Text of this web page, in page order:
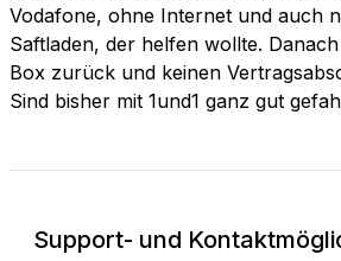
Vodafone, ohne Internet und auch
Saftladen, der helfen wollte.
Box zurück und keinen
Sind bisher mit 1und1 ganz gut
Support- und